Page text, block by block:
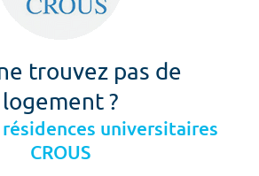
trouvez pas de
logement ?
résidences universitaires
CROUS